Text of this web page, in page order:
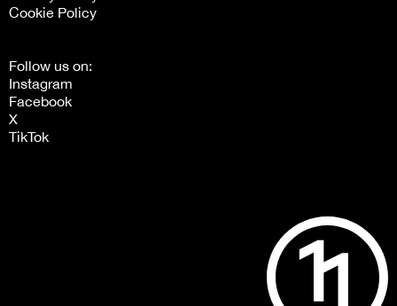
Cookie Policy
Follow us on:
Instagram
Facebook
X
TikTok